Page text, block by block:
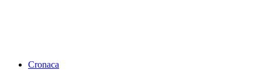
Cronaca